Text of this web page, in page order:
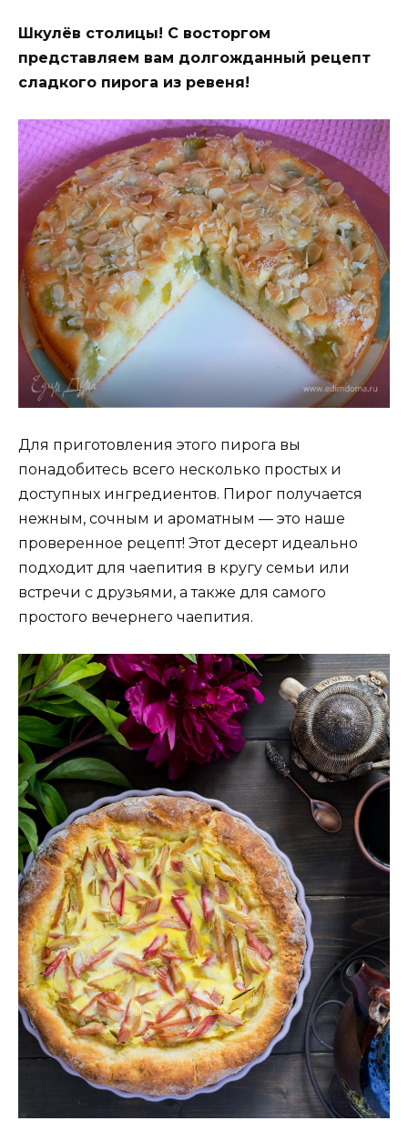
Шкулёв столицы! С восторгом
представляем вам долгожданный рецепт
сладкого пирога из ревеня!
Для приготовления этого пирога вы
понадобитесь всего несколько простых и
доступных ингредиентов. Пирог получается
нежным, сочным и ароматным — это наше
проверенное рецепт! Этот десерт идеально
подходит для чаепития в кругу семьи или
встречи с друзьями, а также для самого
простого вечернего чаепития.